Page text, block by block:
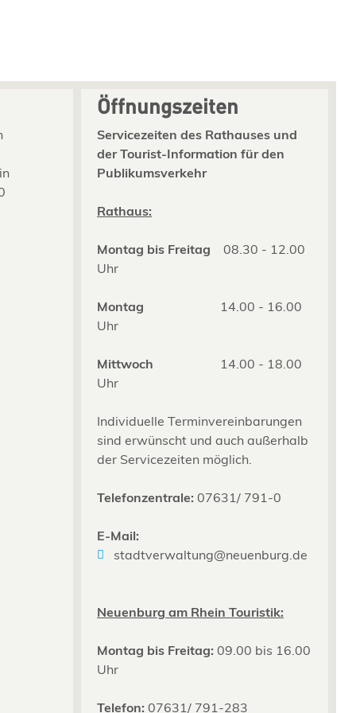
Öffnungszeiten
Servicezeiten des Rathauses und
der Tourist-Information für den
Publikumsverkehr
Rathaus:
Montag bis Freitag 08.30 - 12.00
Uhr
Montag
14.00 - 16.00
Uhr
Mittwoch
14.00 - 18.00
Uhr
Individuelle Terminvereinbarungen
sind erwünscht und auch außerhalb
der Servicezeiten möglich.
Telefonzentrale: 07631/ 791-0
E-Mail:
stadtverwaltung@neuenburg.de
Neuenburg am Rhein Touristik:
Montag bis Freitag: 09.00 bis 16.00
Uhr
Telefon: 07631/ 791-283